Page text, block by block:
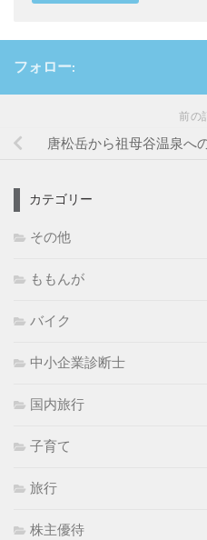
フォロー:
前の
唐松岳から祖母谷温泉へ
カテゴリー
その他
ももんが
バイク
中小企業診断士
国内旅行
子育て
旅行
株主優待